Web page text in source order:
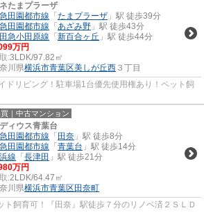
たまプラーザ
田園都市線 「 たまプラーザ 」駅 徒歩39分
田園都市線 「 あざみ野 」駅 徒歩43分
急小田原線 「 新百合ヶ丘 」駅 徒歩44分
万円
:3LDK/97.82㎡
川県横浜市青葉区美しが丘西 ３丁目
ドリビング！駐車場1台優先使用権あり！ペット飼
｜中古マンション
ィウス青葉台
田園都市線 「 田奈 」駅 徒歩8分
田園都市線 「 青葉台 」駅 徒歩14分
線 「 長津田 」駅 徒歩21分
万円
:2LDK/64.47㎡
川県横浜市青葉区 田奈町
ト飼育可！『田奈』駅徒歩７分のリノベ済２ＳＬＤ